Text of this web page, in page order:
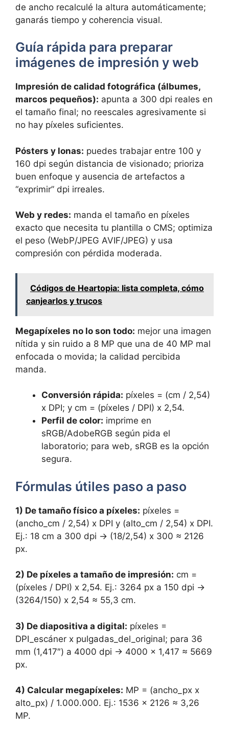
de ancho recalculé la altura automáticamente;
ganarás tiempo y coherencia visual.
Guía rápida para preparar
imágenes de impresión y web
Impresión de calidad fotográfica (álbumes,
marcos pequeños): apunta a 300 dpi reales en
el tamaño final; no reescales agresivamente si
no hay píxeles suficientes.
Pósters y lonas: puedes trabajar entre 100 y
160 dpi según distancia de visionado; prioriza
buen enfoque y ausencia de artefactos a
“exprimir” dpi irreales.
Web y redes: manda el tamaño en píxeles
exacto que necesita tu plantilla o CMS; optimiza
el peso (WebP/JPEG AVIF/JPEG) y usa
compresión con pérdida moderada.
Códigos de Heartopia: lista completa, cómo
canjearlos y trucos
Megapíxeles no lo son todo: mejor una imagen
nítida y sin ruido a 8 MP que una de 40 MP mal
enfocada o movida; la calidad percibida
manda.
Conversión rápida: píxeles = (cm / 2,54)
x DPI; y cm = (píxeles / DPI) x 2,54.
Perfil de color: imprime en
sRGB/AdobeRGB según pida el
laboratorio; para web, sRGB es la opción
segura.
Fórmulas útiles paso a paso
1) De tamaño físico a píxeles: píxeles =
(ancho_cm / 2,54) x DPI y (alto_cm / 2,54) x DPI.
Ej.: 18 cm a 300 dpi → (18/2,54) x 300 ≈ 2126
px.
2) De píxeles a tamaño de impresión: cm =
(píxeles / DPI) x 2,54. Ej.: 3264 px a 150 dpi →
(3264/150) x 2,54 ≈ 55,3 cm.
3) De diapositiva a digital: píxeles =
DPI_escáner x pulgadas_del_original; para 36
mm (1,417″) a 4000 dpi → 4000 x 1,417 ≈ 5669
px.
4) Calcular megapíxeles: MP = (ancho_px x
alto_px) / 1.000.000. Ej.: 1536 x 2126 ≈ 3,26
MP.